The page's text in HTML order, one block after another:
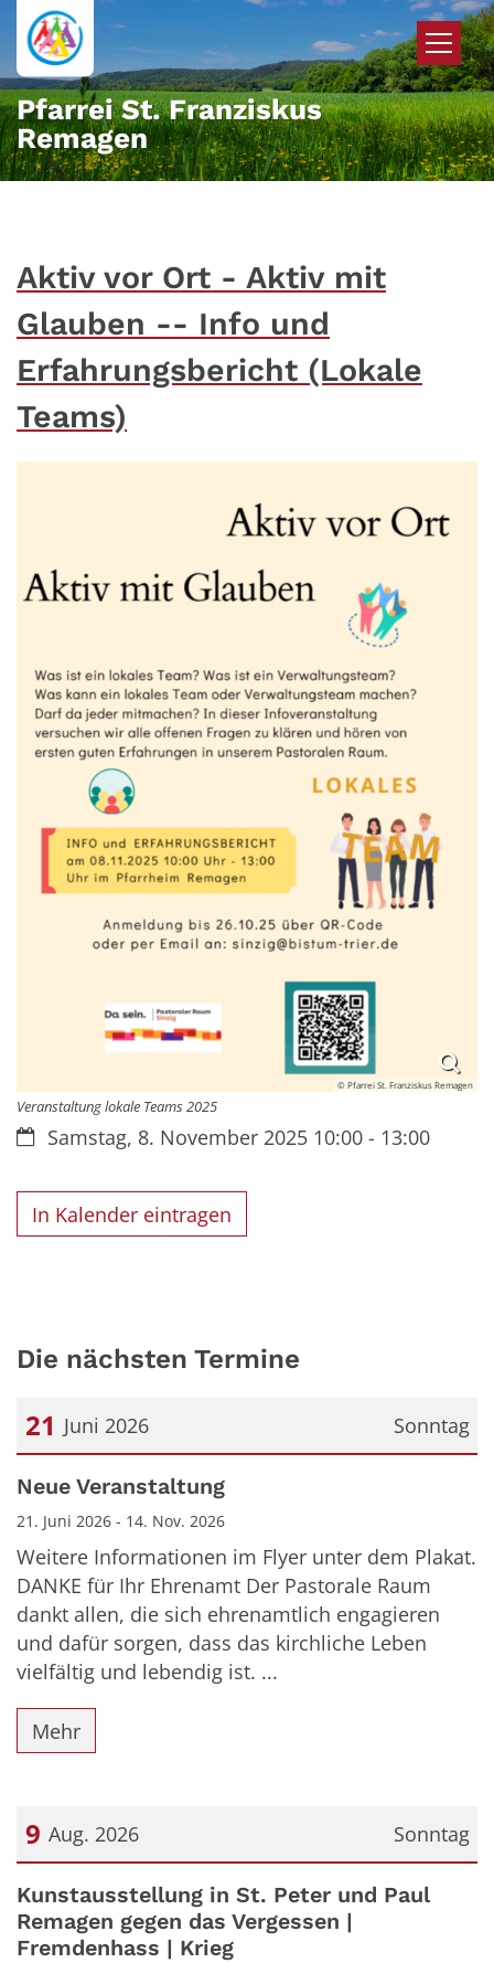
Zum Inhalt springen
Pfarrei St. Franziskus
Remagen
Aktiv vor Ort - Aktiv mit
Glauben -- Info und
Erfahrungsbericht (Lokale
Teams)
© Pfarrei St. Franziskus Remagen
Veranstaltung lokale Teams 2025
Datum:Samstag, 8. November 2025 10:00 - 13:00
In Kalender eintragen
Die nächsten Termine
Sonntag
21 Juni 2026
Datum: 21. Juni 2026
Neue Veranstaltung
21. Juni 2026 - 14. Nov. 2026
Weitere Informationen im Flyer unter dem Plakat.
DANKE für Ihr Ehrenamt Der Pastorale Raum
dankt allen, die sich ehrenamtlich engagieren
und dafür sorgen, dass das kirchliche Leben
vielfältig und lebendig ist. ...
Mehr
Sonntag
9 Aug. 2026
Datum: 9. August 2026
Kunstausstellung in St. Peter und Paul
Remagen gegen das Vergessen |
Fremdenhass | Krieg